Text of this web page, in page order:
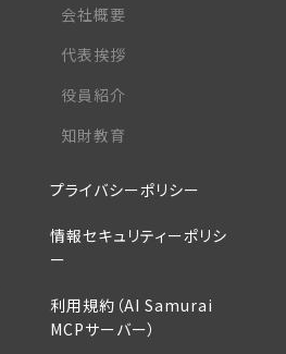
会社概要
代表挨拶
役員紹介
知財教育
プライバシーポリシー
情報セキュリティーポリシ
ー
利用規約（AI Samurai
MCPサーバー）